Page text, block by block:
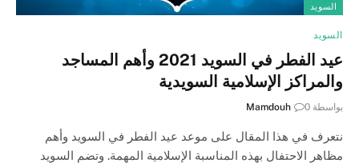
السويد
السويد
عيد الفطر في السويد 2021 وأهم المساجد
والمراكز الإسلامية السويدية
بواسطة Mamdouh 0
نتعرف في هذا المقال على موعد عيد الفطر في السويد وأهم
مظاهر الاحتفال بهذه المناسبة الإسلامية المهمة. وتضم السويد